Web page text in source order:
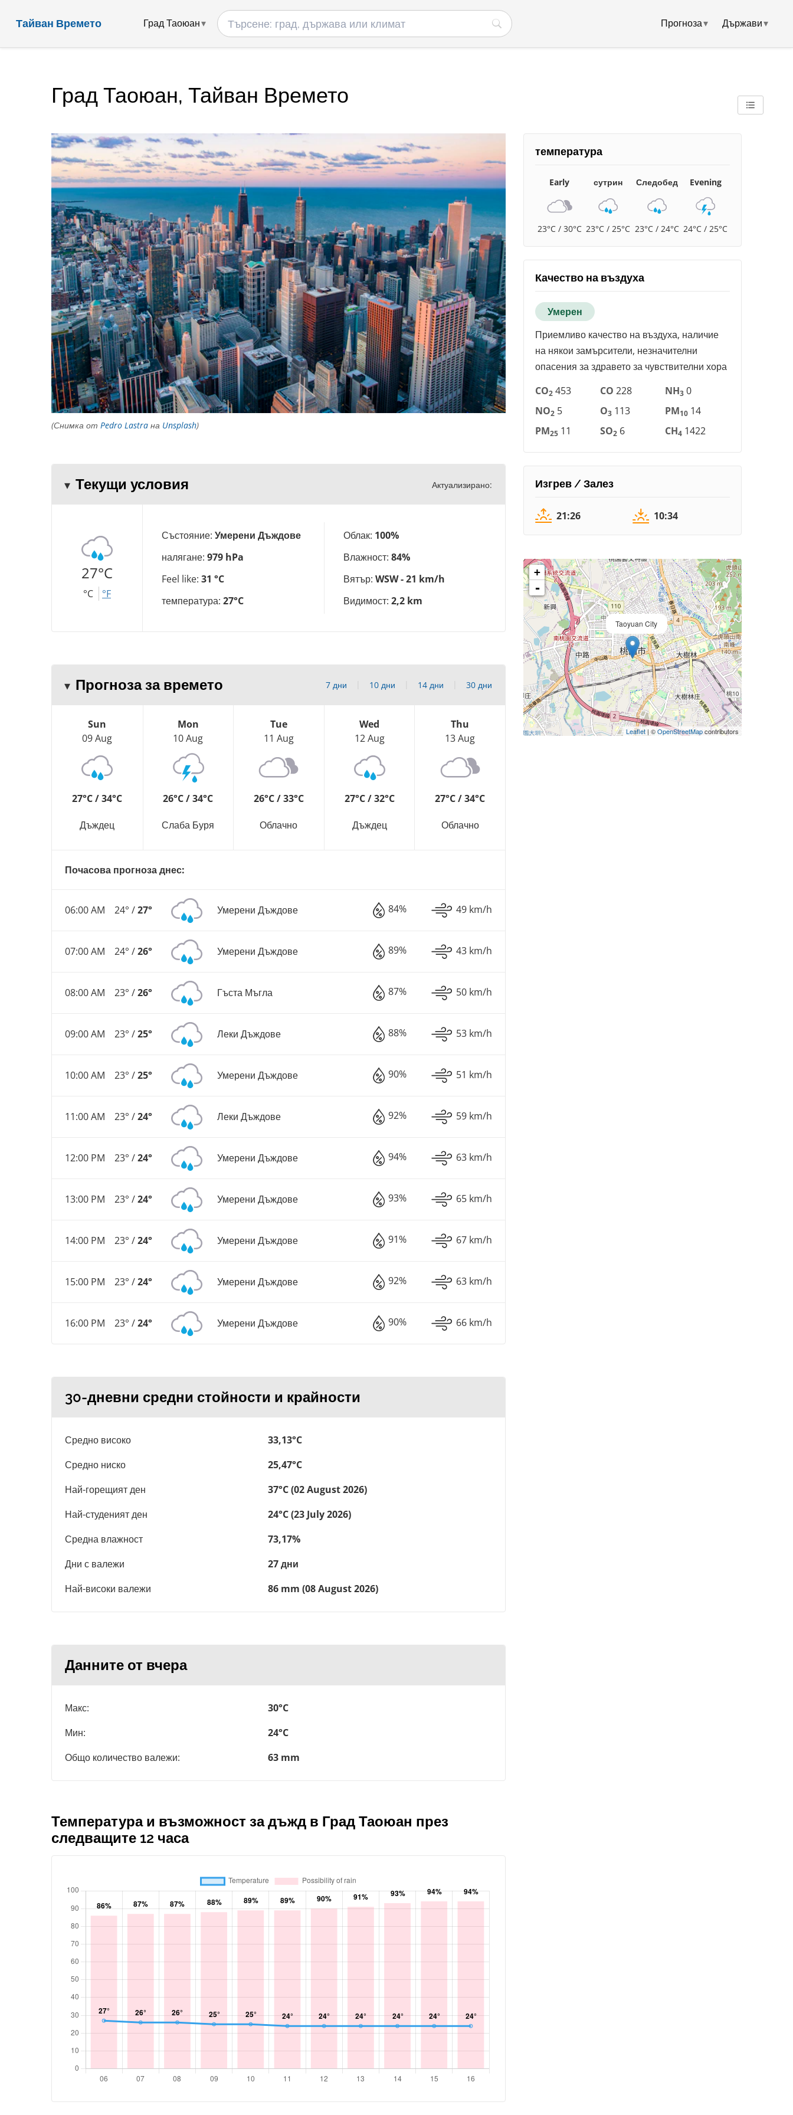
Тайван Времето Град Таоюан Прогноза▾ Държави▾
Град Таоюан, Тайван Времето
(Снимка от Pedro Lastra на Unsplash)
Текущи условия Актуализирано:
27°C
°C °F
Състояние: Умерени Дъждове
налягане: 979 hPa
Feel like: 31 °C
температура: 27°C
Облак: 100%
Влажност: 84%
Вятър: WSW - 21 km/h
Видимост: 2,2 km
Прогноза за времето 7 дни 10 дни 14 дни 30 дни
Sun
09 Aug
27°C / 34°C
Дъждец
Mon
10 Aug
26°C / 34°C
Слаба Буря
Tue
11 Aug
26°C / 33°C
Облачно
Wed
12 Aug
27°C / 32°C
Дъждец
Thu
13 Aug
27°C / 34°C
Облачно
Почасова прогноза днес:
06:00 AM 24° /27° Умерени Дъждове 84% 49 km/h
07:00 AM 24° /26° Умерени Дъждове 89% 43 km/h
08:00 AM 23° /26° Гъста Мъгла 87% 50 km/h
09:00 AM 23° /25° Леки Дъждове 88% 53 km/h
10:00 AM 23° /25° Умерени Дъждове 90% 51 km/h
11:00 AM 23° /24° Леки Дъждове 92% 59 km/h
12:00 PM 23° /24° Умерени Дъждове 94% 63 km/h
13:00 PM 23° /24° Умерени Дъждове 93% 65 km/h
14:00 PM 23° /24° Умерени Дъждове 91% 67 km/h
15:00 PM 23° /24° Умерени Дъждове 92% 63 km/h
16:00 PM 23° /24° Умерени Дъждове 90% 66 km/h
30-дневни средни стойности и крайности
Средно високо
33,13°C
Средно ниско
25,47°C
Най-горещият ден
37°C (02 August 2026)
Най-студеният ден
24°C (23 July 2026)
Средна влажност
73,17%
Дни с валежи
27 дни
Най-високи валежи
86 mm (08 August 2026)
Данните от вчера
Макс:
30°C
Мин:
24°C
Общо количество валежи:
63 mm
Температура и възможност за дъжд в Град Таоюан през
следващите 12 часа
температура
Early
23°C / 30°C
сутрин
23°C / 25°C
Следобед
23°C / 24°C
Evening
24°C / 25°C
Качество на въздуха
Умерен
Приемливо качество на въздуха, наличие
на някои замърсители, незначителни
опасения за здравето за чувствителни хора
CO2 453 CO 228 NH3 0
NO2 5 O3 113 PM10 14
PM25 11 SO2 6 CH4 1422
Изгрев / Залез
21:26 10:34
Taoyuan City
+
-
Leaflet | ©OpenStreetMapcontributors